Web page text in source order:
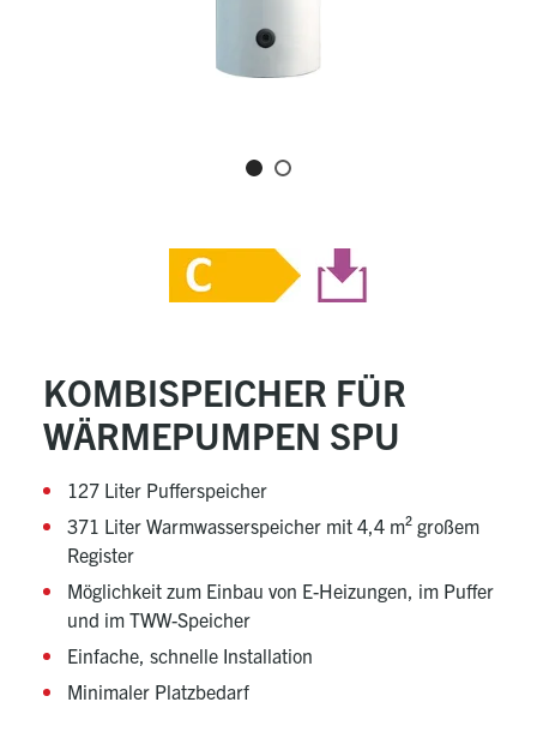
KOMBISPEICHER FÜR
WÄRMEPUMPEN SPU
127 Liter Pufferspeicher
371 Liter Warmwasserspeicher mit 4,4 m² großem
Register
Möglichkeit zum Einbau von E-Heizungen, im Puffer
und im TWW-Speicher
Einfache, schnelle Installation
Minimaler Platzbedarf